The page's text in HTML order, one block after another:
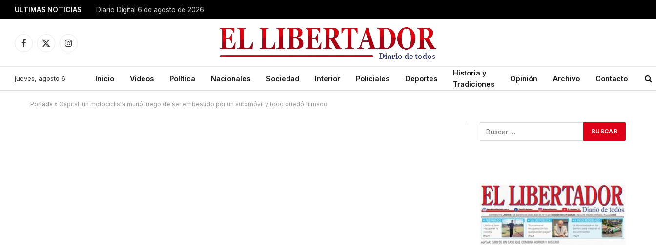
ULTIMAS NOTICIAS Diario Digital 6 de agosto de 2026
Facebook
X
Instagram
jueves, agosto 6 Inicio Videos Política Nacionales Sociedad Interior Policiales Deportes
Historia y
Tradiciones
Opinión Archivo Contacto
Portada » Capital: un motociclista murió luego de ser embestido por un automóvil y todo quedó filmado